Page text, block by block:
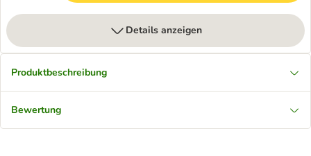
Details anzeigen
Produktbeschreibung
Bewertung